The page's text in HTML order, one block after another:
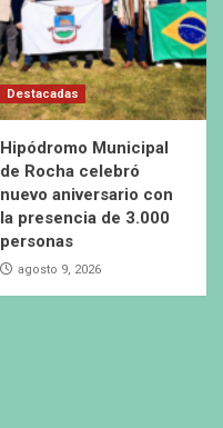
Destacadas
Hipódromo Municipal
de Rocha celebró
nuevo aniversario con
la presencia de 3.000
personas
agosto 9, 2026